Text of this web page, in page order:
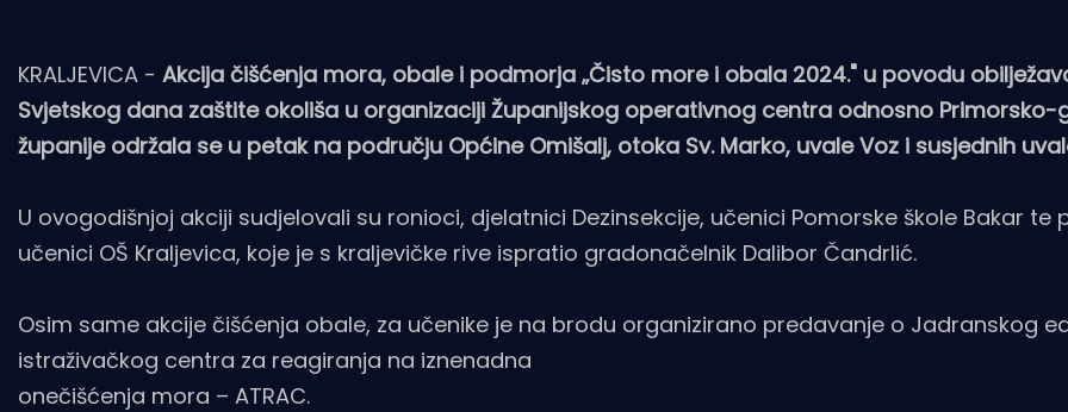
KRALJEVICA - Akcija čišćenja mora, obale i podmorja „Čisto more i obala 2024." u povodu
Svjetskog dana zaštite okoliša u organizaciji Županijskog operativnog centra odnosno Primorsko-
županije održala se u petak na području Općine Omišalj, otoka Sv. Marko, uvale Voz i susjednih
U ovogodišnjoj akciji sudjelovali su ronioci, djelatnici Dezinsekcije, učenici Pomorske škole Bakar te
učenici OŠ Kraljevica, koje je s kraljevičke rive ispratio gradonačelnik Dalibor Čandrlić.
Osim same akcije čišćenja obale, za učenike je na brodu organizirano predavanje o Jadranskog
istraživačkog centra za reagiranja na iznenadna
onečišćenja mora – ATRAC.